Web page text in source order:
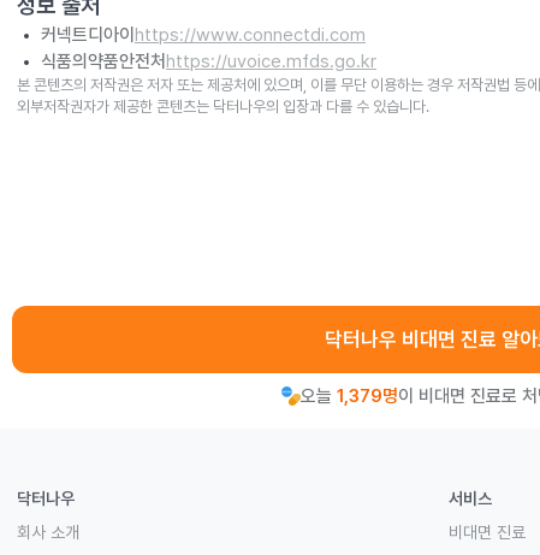
커넥트디아이 https://www.connectdi.com
식품의약품안전처 https://uvoice.mfds.go.kr
본 콘텐츠의 저작권은 저자 또는 제공처에 있으며, 이를 무단 이용하는 경우 저작권법 등
외부저작권자가 제공한 콘텐츠는 닥터나우의 입장과 다를 수 있습니다.
닥터나우 비대면 진료 알아
오늘 1,379명이 비대면 진료로
닥터나우
회사 소개
서비스
비대면 진료